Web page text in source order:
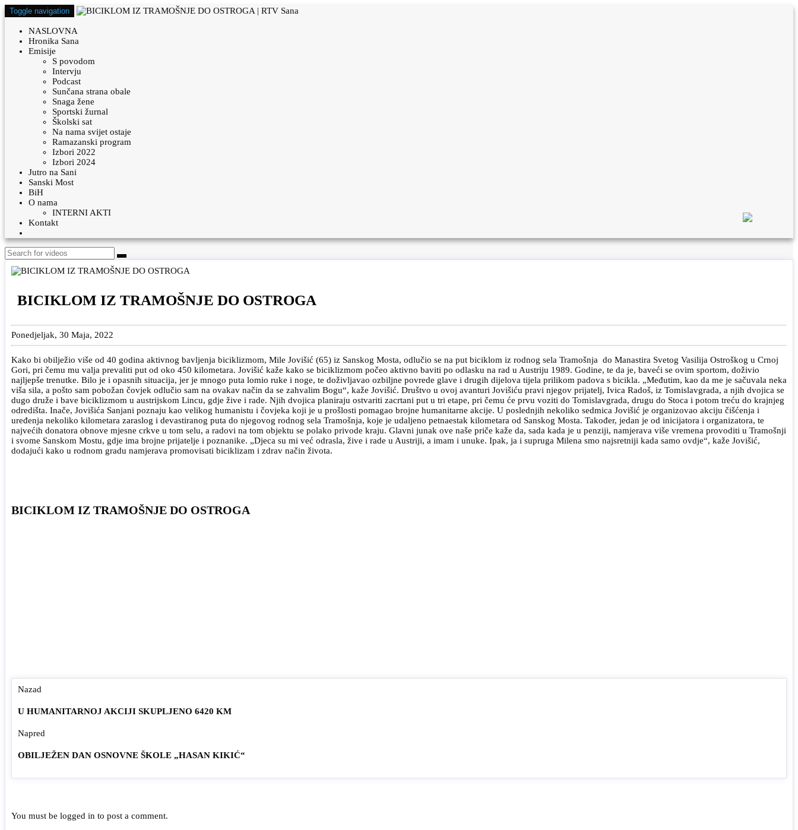
Toggle navigation
NASLOVNA
Hronika Sana
Emisije
S povodom
Intervju
Podcast
Sunčana strana obale
Snaga žene
Sportski žurnal
Školski sat
Na nama svijet ostaje
Ramazanski program
Izbori 2022
Izbori 2024
Jutro na Sani
Sanski Most
BiH
O nama
INTERNI AKTI
Kontakt
BICIKLOM IZ TRAMOŠNJE DO OSTROGA
Ponedjeljak, 30 Maja, 2022
Kako bi obilježio više od 40 godina aktivnog bavljenja biciklizmom, Mile Jovišić (65) iz Sanskog Mosta, odlučio se na put biciklom iz rodnog sela Tramošnja do Manastira Svetog Vasilija Ostroškog u Crnoj
Gori, pri čemu mu valja prevaliti put od oko 450 kilometara. Jovišić kaže kako se biciklizmom počeo aktivno baviti po odlasku na rad u Austriju 1989. Godine, te da je, baveći se ovim sportom, doživio
najljepše trenutke. Bilo je i opasnih situacija, jer je mnogo puta lomio ruke i noge, te doživljavao ozbiljne povrede glave i drugih dijelova tijela prilikom padova s bicikla. „Međutim, kao da me je sačuvala neka
viša sila, a pošto sam pobožan čovjek odlučio sam na ovakav način da se zahvalim Bogu“, kaže Jovišić. Društvo u ovoj avanturi Jovišiću pravi njegov prijatelj, Ivica Radoš, iz Tomislavgrada, a njih dvojica se
dugo druže i bave biciklizmom u austrijskom Lincu, gdje žive i rade. Njih dvojica planiraju ostvariti zacrtani put u tri etape, pri čemu će prvu voziti do Tomislavgrada, drugu do Stoca i potom treću do krajnjeg
odredišta. Inače, Jovišića Sanjani poznaju kao velikog humanistu i čovjeka koji je u prošlosti pomagao brojne humanitarne akcije. U poslednjih nekoliko sedmica Jovišić je organizovao akciju čišćenja i
uređenja nekoliko kilometara zaraslog i devastiranog puta do njegovog rodnog sela Tramošnja, koje je udaljeno petnaestak kilometara od Sanskog Mosta. Također, jedan je od inicijatora i organizatora, te
najvećih donatora obnove mjesne crkve u tom selu, a radovi na tom objektu se polako privode kraju. Glavni junak ove naše priče kaže da, sada kada je u penziji, namjerava više vremena provoditi u Tramošnji
i svome Sanskom Mostu, gdje ima brojne prijatelje i poznanike. „Djeca su mi već odrasla, žive i rade u Austriji, a imam i unuke. Ipak, ja i supruga Milena smo najsretniji kada samo ovdje“, kaže Jovišić,
dodajući kako u rodnom gradu namjerava promovisati biciklizam i zdrav način života.
BICIKLOM IZ TRAMOŠNJE DO OSTROGA
Nazad
U HUMANITARNOJ AKCIJI SKUPLJENO 6420 KM
Napred
OBILJEŽEN DAN OSNOVNE ŠKOLE „HASAN KIKIĆ“
You must be logged in to post a comment.